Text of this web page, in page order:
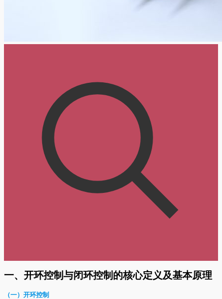
一、开环控制与闭环控制的核心定义及基本原理
（一）开环控制